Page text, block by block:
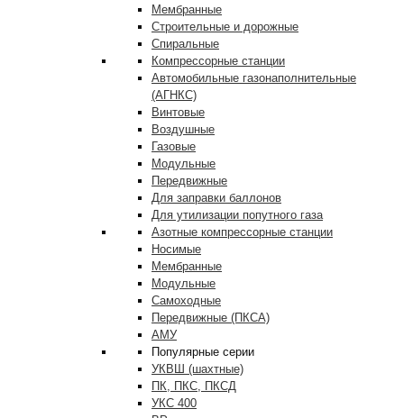
Мембранные
Строительные и дорожные
Спиральные
Компрессорные станции
Автомобильные газонаполнительные
(АГНКС)
Винтовые
Воздушные
Газовые
Модульные
Передвижные
Для заправки баллонов
Для утилизации попутного газа
Азотные компрессорные станции
Носимые
Мембранные
Модульные
Самоходные
Передвижные (ПКСА)
АМУ
Популярные серии
УКВШ (шахтные)
ПК, ПКС, ПКСД
УКС 400